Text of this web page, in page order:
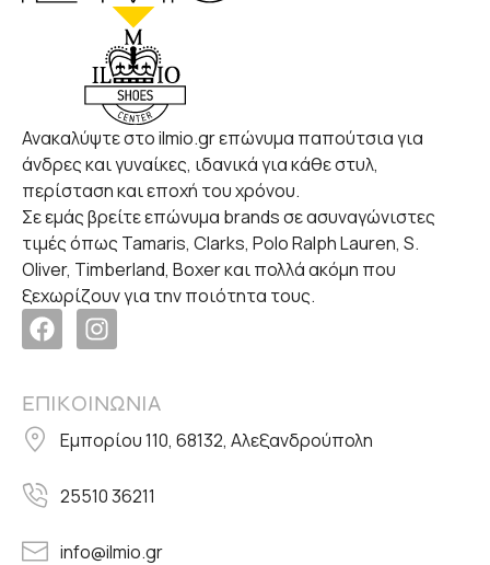
Ανακαλύψτε στο ilmio.gr επώνυμα παπούτσια για
άνδρες και γυναίκες, ιδανικά για κάθε στυλ,
περίσταση και εποχή του χρόνου.
Σε εμάς βρείτε επώνυμα brands σε ασυναγώνιστες
τιμές όπως Tamaris, Clarks, Polo Ralph Lauren, S.
Oliver, Timberland, Boxer και πολλά ακόμη που
ξεχωρίζουν για την ποιότητα τους.
ΕΠΙΚΟΙΝΩΝΙΑ
Εμπορίου 110, 68132, Αλεξανδρούπολη
25510 36211
info@ilmio.gr